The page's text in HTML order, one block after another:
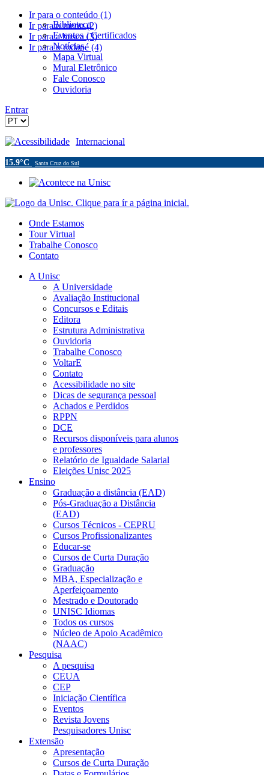
Ir para o conteúdo (1)
Ir para o menu (2)
Ir para a busca (3)
Ir para o rodapé (4)
Biblioteca
Eventos / Certificados
Notícias
Mapa Virtual
Mural Eletrônico
Fale Conosco
Ouvidoria
Entrar
Acessibilidade Internacional
15.9°C Santa Cruz do Sul
Onde Estamos
Tour Virtual
Trabalhe Conosco
Contato
A Unisc
A Universidade
Avaliação Institucional
Concursos e Editais
Editora
Estrutura Administrativa
Ouvidoria
Trabalhe Conosco
VoltarE
Contato
Acessibilidade no site
Dicas de segurança pessoal
Achados e Perdidos
RPPN
DCE
Recursos disponíveis para alunos
e professores
Relatório de Igualdade Salarial
Eleições Unisc 2025
Ensino
Graduação a distância (EAD)
Pós-Graduação a Distância
(EAD)
Cursos Técnicos - CEPRU
Cursos Profissionalizantes
Educar-se
Cursos de Curta Duração
Graduação
MBA, Especialização e
Aperfeiçoamento
Mestrado e Doutorado
UNISC Idiomas
Todos os cursos
Núcleo de Apoio Acadêmico
(NAAC)
Pesquisa
A pesquisa
CEUA
CEP
Iniciação Científica
Eventos
Revista Jovens
Pesquisadores Unisc
Extensão
Apresentação
Cursos de Curta Duração